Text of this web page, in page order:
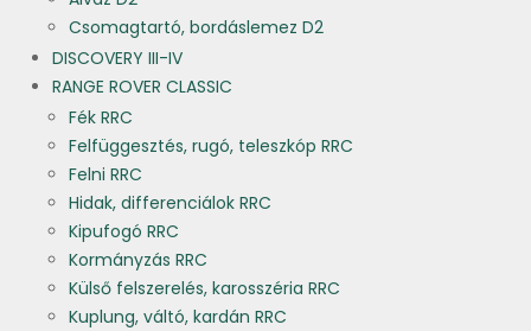
Csomagtartó, bordáslemez D2
DISCOVERY III-IV
RANGE ROVER CLASSIC
Fék RRC
Felfüggesztés, rugó, teleszkóp RRC
Felni RRC
Hidak, differenciálok RRC
Kipufogó RRC
Kormányzás RRC
Külső felszerelés, karosszéria RRC
Kuplung, váltó, kardán RRC